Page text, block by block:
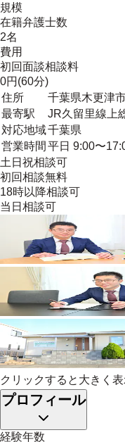
規模
在籍弁護士数
2名
費用
初回面談相談料
0円(60分)
住所
千葉県木更津
最寄駅
JR久留里線上
対応地域千葉県
営業時間 平日 9:00〜
土日祝相談可
初回相談無料
18時以降相談可
当日相談可
クリックすると大きく表
プロフィール
経験年数